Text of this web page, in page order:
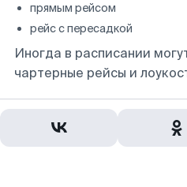
прямым рейсом
рейс с пересадкой
Иногда в расписании
чартерные рейсы и